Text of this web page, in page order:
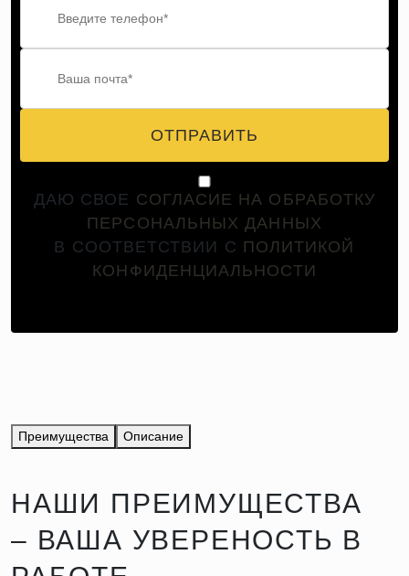
ОТПРАВИТЬ
ДАЮ СВОЕ СОГЛАСИЕ НА ОБРАБОТКУ
ПЕРСОНАЛЬНЫХ ДАННЫХ
В СООТВЕТСТВИИ С ПОЛИТИКОЙ
КОНФИДЕНЦИАЛЬНОСТИ
Преимущества Описание
НАШИ ПРЕИМУЩЕСТВА
– ВАША УВЕРЕНОСТЬ В